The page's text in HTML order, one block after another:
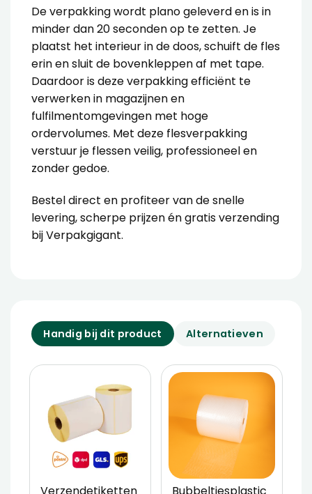
De verpakking wordt plano geleverd en is in
minder dan 20 seconden op te zetten. Je
plaatst het interieur in de doos, schuift de fles
erin en sluit de bovenkleppen af met tape.
Daardoor is deze verpakking efficiënt te
verwerken in magazijnen en
fulfilmentomgevingen met hoge
ordervolumes. Met deze flesverpakking
verstuur je flessen veilig, professioneel en
zonder gedoe.
Bestel direct en profiteer van de snelle
levering, scherpe prijzen én gratis verzending
bij Verpakgigant.
Handig bij dit product Alternatieven